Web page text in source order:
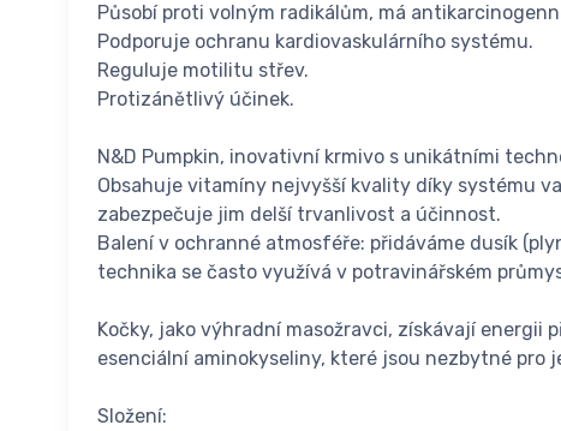
Působí proti volným radikálům, má
Podporuje ochranu kardiovaskulárního systému.
Reguluje motilitu střev.
Protizánětlivý účinek.
N&D Pumpkin, inovativní krmivo s unikátními
Obsahuje vitamíny nejvyšší kvality díky systému
zabezpečuje jim delší trvanlivost a účinnost.
Balení v ochranné atmosféře: přidáváme dusík
technika se často využívá v potravinářském
Kočky, jako výhradní masožravci, získávají
esenciální aminokyseliny, které jsou nezbytné pro
Složení: